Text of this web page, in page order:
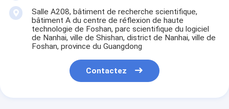
Salle A208, bâtiment de recherche scientifique,
bâtiment A du centre de réflexion de haute
technologie de Foshan, parc scientifique du logiciel
de Nanhai, ville de Shishan, district de Nanhai, ville de
Foshan, province du Guangdong
Contactez